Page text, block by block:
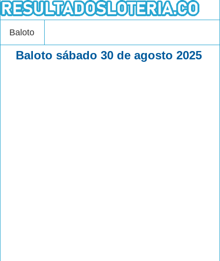
Baloto
Baloto sábado 30 de agosto 2025